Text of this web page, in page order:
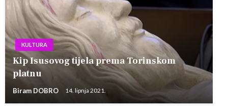
KULTURA
Kip Isusovog tijela prema Torinskom
platnu
Biram DOBRO 14. lipnja 2021.